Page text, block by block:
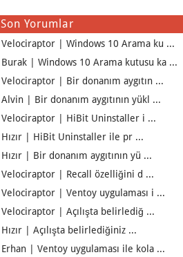
Son Yorumlar
Velociraptor | Windows 10 Arama ku ...
Burak | Windows 10 Arama kutusu ka ...
Velociraptor | Bir donanım aygıtın ...
Alvin | Bir donanım aygıtının yükl ...
Velociraptor | HiBit Uninstaller i ...
Hızır | HiBit Uninstaller ile pr ...
Hızır | Bir donanım aygıtının yü ...
Velociraptor | Recall özelliğini d ...
Velociraptor | Ventoy uygulaması i ...
Velociraptor | Açılışta belirlediğ ...
Hızır | Açılışta belirlediğiniz ...
Erhan | Ventoy uygulaması ile kola ...